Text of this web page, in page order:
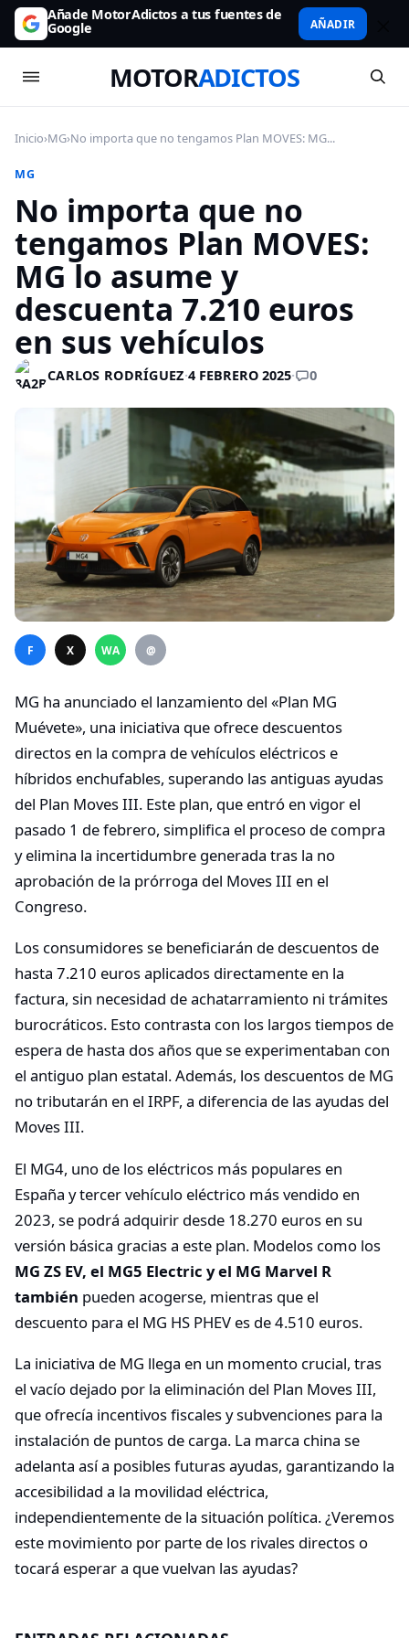
Añade MotorAdictos a tus fuentes de
Google AÑADIR
MOTORADICTOS
Inicio›MG›No importa que no tengamos Plan MOVES: MG...
MG
No importa que no
tengamos Plan MOVES:
MG lo asume y
descuenta 7.210 euros
en sus vehículos
CARLOS RODRÍGUEZ·4 FEBRERO 2025· 0
F X WA @
MG ha anunciado el lanzamiento del «Plan MG
Muévete», una iniciativa que ofrece descuentos
directos en la compra de vehículos eléctricos e
híbridos enchufables, superando las antiguas ayudas
del Plan Moves III. Este plan, que entró en vigor el
pasado 1 de febrero, simplifica el proceso de compra
y elimina la incertidumbre generada tras la no
aprobación de la prórroga del Moves III en el
Congreso.
Los consumidores se beneficiarán de descuentos de
hasta 7.210 euros aplicados directamente en la
factura, sin necesidad de achatarramiento ni trámites
burocráticos. Esto contrasta con los largos tiempos de
espera de hasta dos años que se experimentaban con
el antiguo plan estatal. Además, los descuentos de MG
no tributarán en el IRPF, a diferencia de las ayudas del
Moves III.
El MG4, uno de los eléctricos más populares en
España y tercer vehículo eléctrico más vendido en
2023, se podrá adquirir desde 18.270 euros en su
versión básica gracias a este plan. Modelos como los
MG ZS EV, el MG5 Electric y el MG Marvel R
también pueden acogerse, mientras que el
descuento para el MG HS PHEV es de 4.510 euros.
La iniciativa de MG llega en un momento crucial, tras
el vacío dejado por la eliminación del Plan Moves III,
que ofrecía incentivos fiscales y subvenciones para la
instalación de puntos de carga. La marca china se
adelanta así a posibles futuras ayudas, garantizando la
accesibilidad a la movilidad eléctrica,
independientemente de la situación política. ¿Veremos
este movimiento por parte de los rivales directos o
tocará esperar a que vuelvan las ayudas?